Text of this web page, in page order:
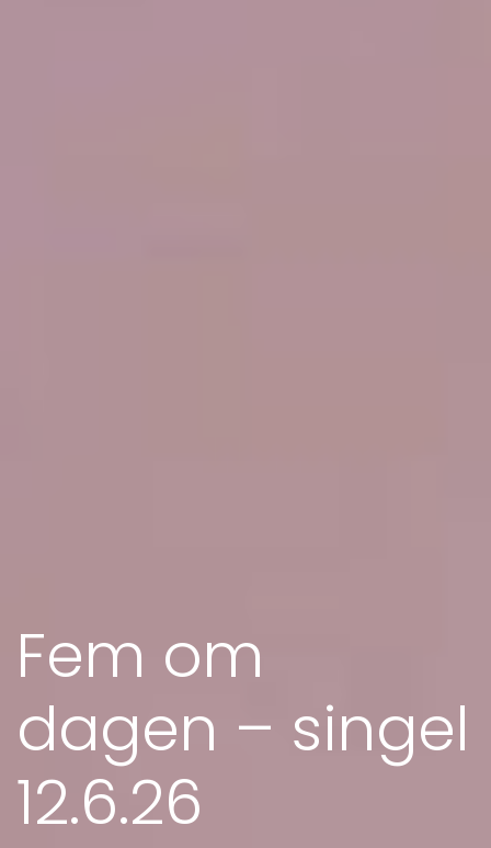
Fem om
dagen – singel
12.6.26